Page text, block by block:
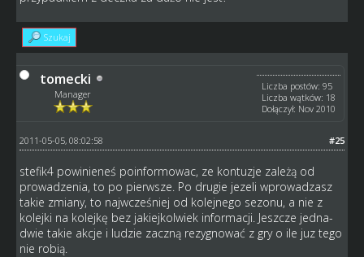
Szukaj
tomecki
Manager
Liczba postów: 95
Liczba wątków: 18
Dołączył: Nov 2010
#25
2011-05-05, 08:02:58
stefik4 powinieneś poinformowac, ze kontuzje zależą od
prowadzenia, to po pierwsze. Po drugie jezeli wprowadzasz
takie zmiany, to najwcześniej od kolejnego sezonu, a nie z
kolejki na kolejkę bez jakiejkolwiek informacji. Jeszcze jedna-
dwie takie akcje i ludzie zaczną rezygnować z gry o ile juz tego
nie robią.